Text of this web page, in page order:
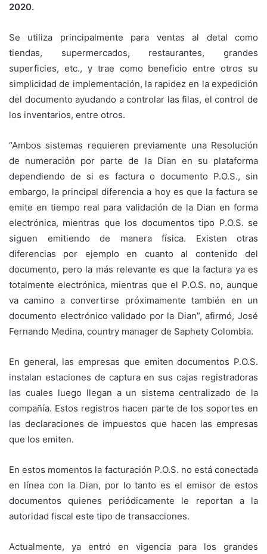
2020.
Se utiliza principalmente para ventas al detal como
tiendas, supermercados, restaurantes, grandes
superficies, etc., y trae como beneficio entre otros su
simplicidad de implementación, la rapidez en la expedición
del documento ayudando a controlar las filas, el control de
los inventarios, entre otros.
“Ambos sistemas requieren previamente una Resolución
de numeración por parte de la Dian en su plataforma
dependiendo de si es factura o documento P.O.S., sin
embargo, la principal diferencia a hoy es que la factura se
emite en tiempo real para validación de la Dian en forma
electrónica, mientras que los documentos tipo P.O.S. se
siguen emitiendo de manera física. Existen otras
diferencias por ejemplo en cuanto al contenido del
documento, pero la más relevante es que la factura ya es
totalmente electrónica, mientras que el P.O.S. no, aunque
va camino a convertirse próximamente también en un
documento electrónico validado por la Dian”, afirmó, José
Fernando Medina, country manager de Saphety Colombia.
En general, las empresas que emiten documentos P.O.S.
instalan estaciones de captura en sus cajas registradoras
las cuales luego llegan a un sistema centralizado de la
compañía. Estos registros hacen parte de los soportes en
las declaraciones de impuestos que hacen las empresas
que los emiten.
En estos momentos la facturación P.O.S. no está conectada
en línea con la Dian, por lo tanto es el emisor de estos
documentos quienes periódicamente le reportan a la
autoridad fiscal este tipo de transacciones.
Actualmente, ya entró en vigencia para los grandes